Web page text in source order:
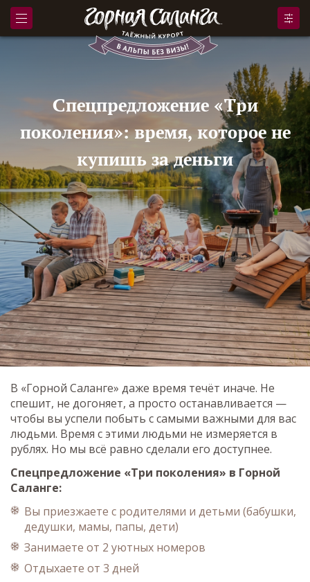
Спецпредложение «Три
поколения»: время, которое не
купишь за деньги
В «Горной Саланге» даже время течёт иначе. Не
спешит, не догоняет, а просто останавливается —
чтобы вы успели побыть с самыми важными для вас
людьми. Время с этими людьми не измеряется в
рублях. Но мы всё равно сделали его доступнее.
Спецпредложение «Три поколения» в Горной
Саланге:
Вы приезжаете с родителями и детьми (бабушки,
дедушки, мамы, папы, дети)
Занимаете от 2 уютных номеров
Отдыхаете от 3 дней